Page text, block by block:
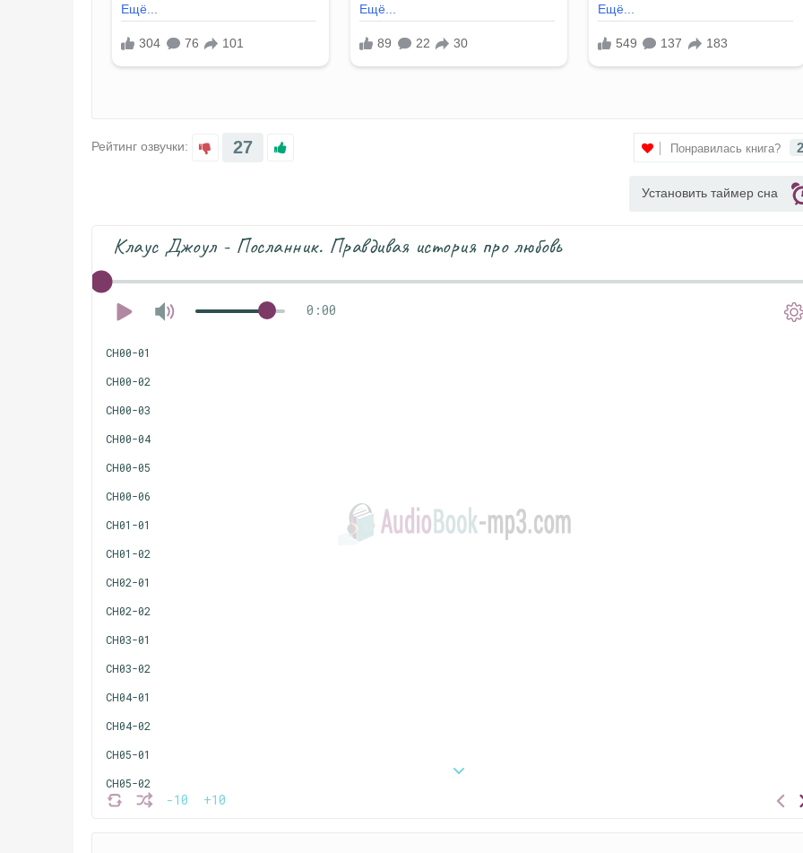
Рейтинг озвучки: 27 Понравилась книга?
Установить таймер сна
Клаус Джоул - Посланник. Правдивая история про любовь
0:00
-10 +10
CH00-01
CH00-02
CH00-03
CH00-04
CH00-05
CH00-06
CH01-01
CH01-02
CH02-01
CH02-02
CH03-01
CH03-02
CH04-01
CH04-02
CH05-01
CH05-02
CH06-01